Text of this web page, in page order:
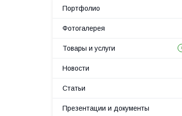
Портфолио
Фотогалерея
Товары и услуги
Новости
Статьи
Презентации и документы